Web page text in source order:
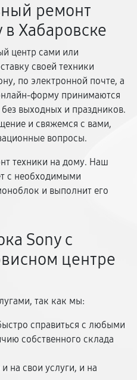
ремонт
Хабаровске
центр сами или
своей техники
по электронной почте, а
форму принимаются
выходных и праздников.
и свяжемся с вами,
вопросы.
техники на дому. Наш
с необходимыми
и выполнит его
Sony с
центре
так как мы:
справиться с любыми
собственного склада
на свои услуги, и на